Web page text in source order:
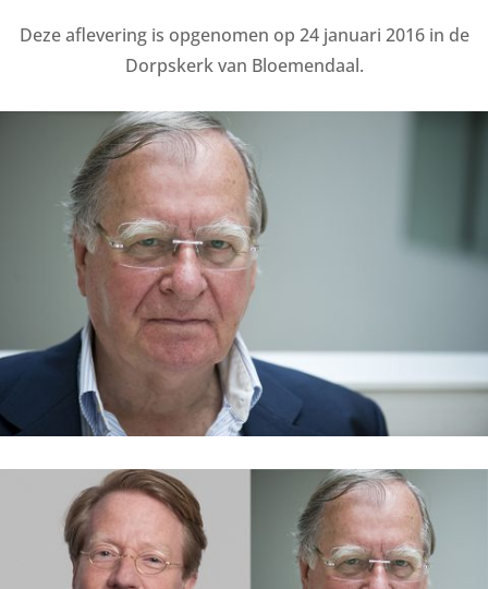
Deze aflevering is opgenomen op 24 januari 2016 in de
Dorpskerk van Bloemendaal.